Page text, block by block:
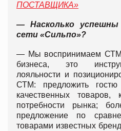
ПОСТАВЩИКА»
— Насколько
сети «Сильпо»?
— Мы воспринимаем СТМ
бизнеса, это
лояльности и
СТМ: предложить гостю
качественных товаров,
потребности рынка;
предложение по
товарами известных